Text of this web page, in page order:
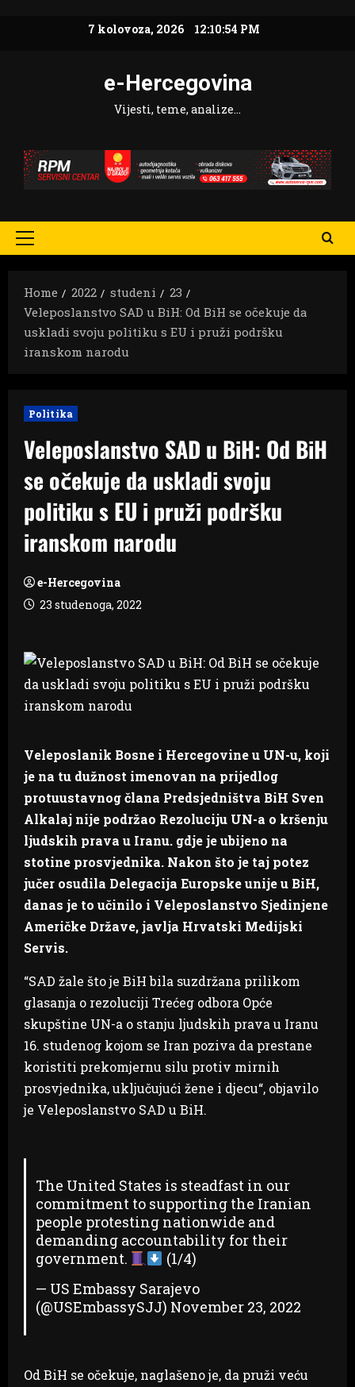
7 kolovoza, 2026 12:10:56 PM
e-Hercegovina
Vijesti, teme, analize…
Primary
Home
2022 studeni
23
Veleposlanstvo SAD u BiH: Od BiH se očekuje da
uskladi svoju politiku s EU i pruži podršku
iranskom narodu
Politika
Veleposlanstvo SAD u BiH: Od BiH
se očekuje da uskladi svoju
politiku s EU i pruži podršku
iranskom narodu
e-Hercegovina
23 studenoga, 2022
Veleposlanik Bosne i Hercegovine u UN-u, koji
je na tu dužnost imenovan na prijedlog
protuustavnog člana Predsjedništva BiH Sven
Alkalaj nije podržao Rezoluciju UN-a o kršenju
ljudskih prava u Iranu. gdje je ubijeno na
stotine prosvjednika. Nakon što je taj potez
jučer osudila Delegacija Europske unije u BiH,
danas je to učinilo i Veleposlanstvo Sjedinjene
Američke Države, javlja Hrvatski Medijski
Servis.
“SAD žale što je BiH bila suzdržana prilikom
glasanja o rezoluciji Trećeg odbora Opće
skupštine UN-a o stanju ljudskih prava u Iranu
16. studenog kojom se Iran poziva da prestane
koristiti prekomjernu silu protiv mirnih
prosvjednika, uključujući žene i djecu“, objavilo
je Veleposlanstvo SAD u BiH.
The United States is steadfast in our
commitment to supporting the Iranian
people protesting nationwide and
demanding accountability for their
government.
(1/4)
— US Embassy Sarajevo
(@USEmbassySJJ) November 23, 2022
Od BiH se očekuje, naglašeno je, da pruži veću